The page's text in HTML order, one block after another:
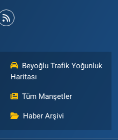
Beyoğlu Trafik Yoğunluk
Haritası
Tüm Manşetler
Haber Arşivi